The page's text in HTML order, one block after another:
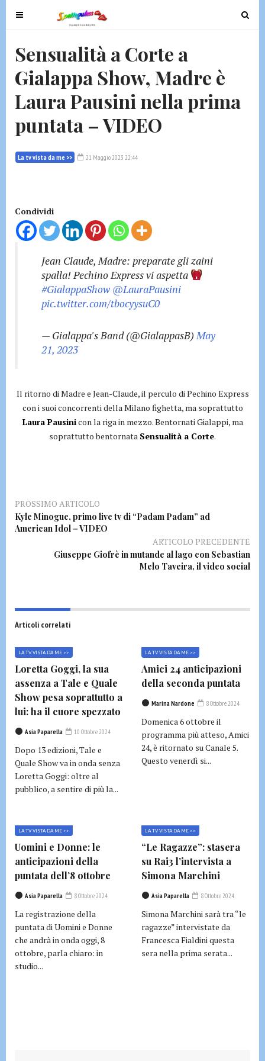
T
o
g
e
n
v
g
o
n
T
o
Sensualità a Corte a
Gialappa Show, Madre è
Laura Pausini nella prima
puntata – VIDEO
La tv vista da me >> 21 Maggio 2023 22:44
Condividi
Jean Claude, Madre: preparate gli zaini
spalla! Pechino Express vi aspetta
#GialappaShow @LauraPausini
pic.twitter.com/tbocyysuC0
— Gialappa's Band (@GialappasB)May
21, 2023
Il ritorno di Madre e Jean-Claude, il perculo di Pechino Express
con i suoi concorrenti della Milano fighetta, ma soprattutto
Laura Pausinicon la riga in mezzo. Bentornati Gialappi, ma
soprattutto bentornata Sensualità a Corte.
PROSSIMO ARTICOLO
Kyle Minogue, primo live tv di “Padam Padam” ad
American Idol – VIDEO
ARTICOLO PRECEDENTE
Giuseppe Giofrè in mutande al lago con Sebastian
Melo Taveira, il video social
Articoli correlati
LA TV VISTA DA ME >>
Loretta Goggi, la sua
assenza a Tale e Quale
Show pesa soprattutto a
lui: ha il cuore spezzato
Asia Paparella 10 Ottobre 2024
Dopo 13 edizioni, Tale e
Quale Show va in onda senza
Loretta Goggi: oltre al
pubblico, a sentire di più la...
LA TV VISTA DA ME >>
Amici 24 anticipazioni
della seconda puntata
Marina Nardone 8 Ottobre 2024
Domenica 6 ottobre il
programma più atteso, Amici
24, è ritornato su Canale 5.
Questo venerdì si...
LA TV VISTA DA ME >>
Uomini e Donne: le
anticipazioni della
puntata dell’8 ottobre
Asia Paparella 8 Ottobre 2024
La registrazione della
puntata di Uomini e Donne
che andrà in onda oggi, 8
ottobre, parla chiaro: in
studio...
LA TV VISTA DA ME >>
“Le Ragazze”: stasera
su Rai3 l’intervista a
Simona Marchini
Asia Paparella 8 Ottobre 2024
Simona Marchini sarà tra “le
ragazze” intervistate da
Francesca Fialdini questa
sera nella prima serata...